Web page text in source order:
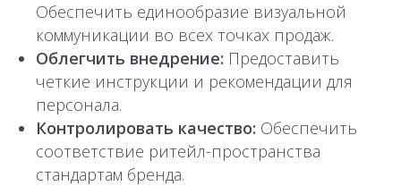
Обеспечить единообразие визуальной
коммуникации во всех точках продаж.
Облегчить внедрение: Предоставить
четкие инструкции и рекомендации для
персонала.
Контролировать качество: Обеспечить
соответствие ритейл-пространства
стандартам бренда.